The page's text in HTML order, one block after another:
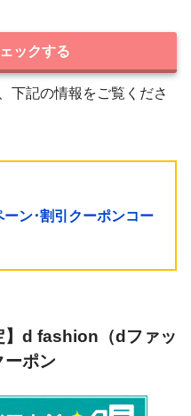
ックする
下記の情報をご覧くださ
ーン･割引クーポンコー
】d fashion（dファッ
ーポン